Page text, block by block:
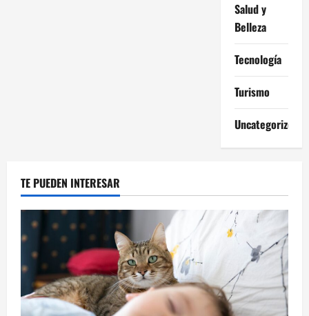
Salud y
Belleza
Tecnología
Turismo
Uncategorized
TE PUEDEN INTERESAR